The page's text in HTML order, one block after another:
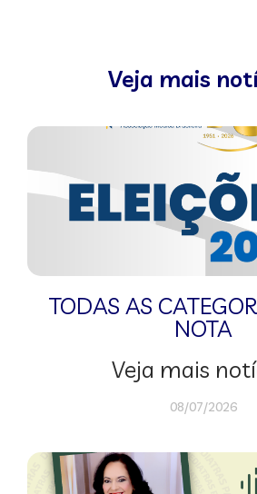
Veja mais
TODAS AS
NOTA
Veja mais
08/07/2026